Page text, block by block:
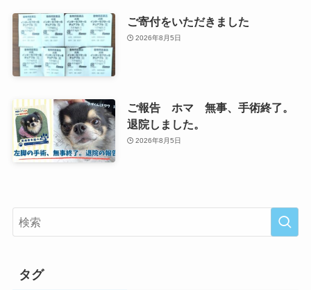
ご寄付をいただきました
2026年8月5日
ご報告 ホマ 無事、手術終了。
退院しました。
2026年8月5日
タグ